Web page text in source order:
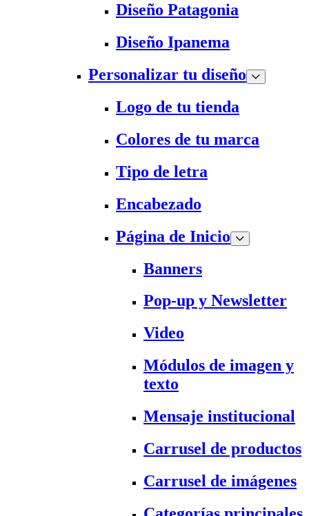
Diseño Patagonia
Diseño Ipanema
Personalizar tu diseño
Logo de tu tienda
Colores de tu marca
Tipo de letra
Encabezado
Página de Inicio
Banners
Pop-up y Newsletter
Video
Módulos de imagen y
texto
Mensaje institucional
Carrusel de productos
Carrusel de imágenes